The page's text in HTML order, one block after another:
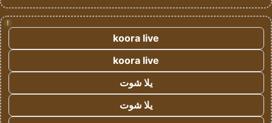
!
koora live
koora live
يلا شوت
يلا شوت